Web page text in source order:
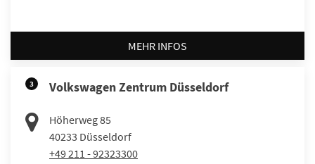
MEHR INFOS
3 Volkswagen Zentrum Düsseldorf
Höherweg 85
40233 Düsseldorf
+49 211 - 92323300